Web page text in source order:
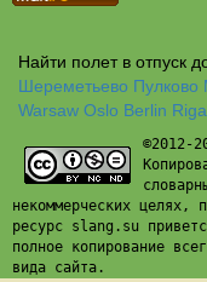
Найти полет в отпуск
Шереметьево Пулково
Warsaw Oslo Berlin Riga
©2012-
некоммерческих целях,
ресурс slang.su
полное копирование
вида сайта.